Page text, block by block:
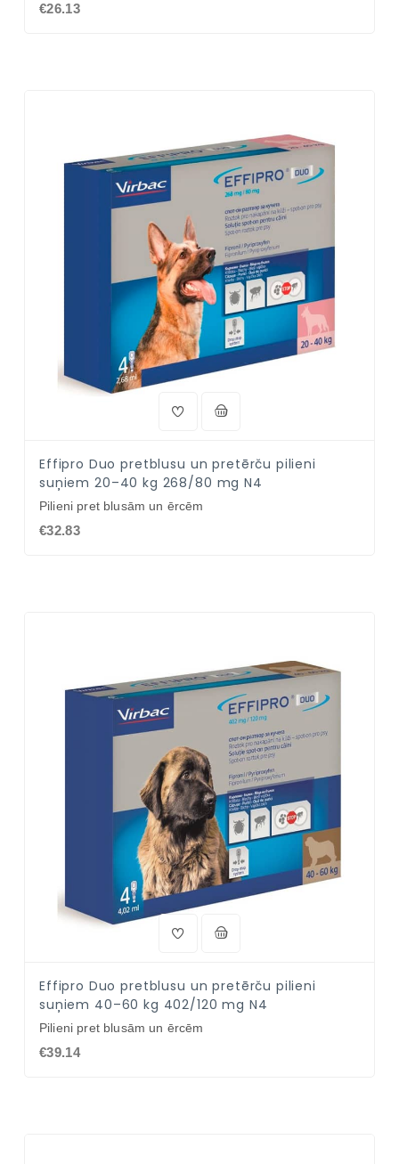
€26.13
Effipro Duo pretblusu un pretērču pilieni
suņiem 20–40 kg 268/80 mg N4
Pilieni pret blusām un ērcēm
€32.83
Effipro Duo pretblusu un pretērču pilieni
suņiem 40–60 kg 402/120 mg N4
Pilieni pret blusām un ērcēm
€39.14